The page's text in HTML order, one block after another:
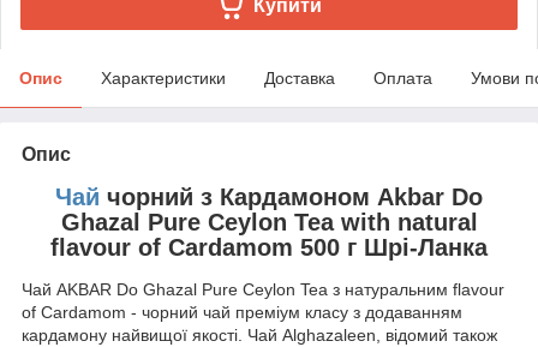
Купити
Опис Характеристики Доставка Оплата Умови
Опис
Чай чорний з Кардамоном Akbar Do
Ghazal Pure Ceylon Tea with natural
flavour of Cardamom 500 г Шрі-Ланка
Чай AKBAR Do Ghazal Pure Ceylon Tea з натуральним flavour
of Cardamom - чорний чай преміум класу з додаванням
кардамону найвищої якості. Чай Alghazaleen, відомий також